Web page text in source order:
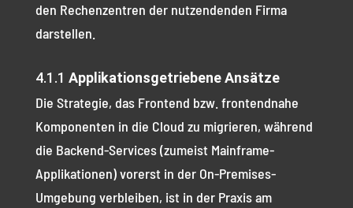
den Rechenzentren der nutzendenden Firma
darstellen.
4.1.1 Applikationsgetriebene Ansätze
Die Strategie, das Frontend bzw. frontendnahe
Komponenten in die Cloud zu migrieren, während
die Backend-Services (zumeist Mainframe-
Applikationen) vorerst in der On-Premises-
Umgebung verbleiben, ist in der Praxis am